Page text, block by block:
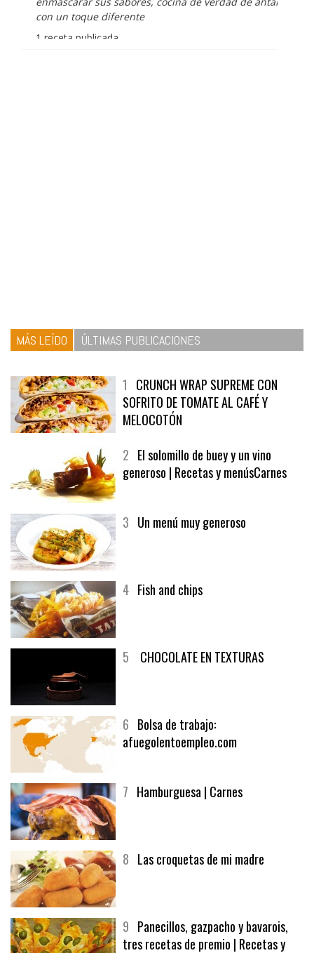
con un toque diferente
1 receta publicada
1CRUNCH WRAP SUPREME CON
SOFRITO DE TOMATE AL CAFÉ Y
MELOCOTÓN
2El solomillo de buey y un vino
6Bolsa de trabajo: